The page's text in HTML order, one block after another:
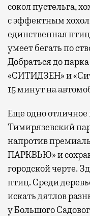
сокол пустельга,
с эффектным
единственная
умеет бегать по
Добраться до
«СИТИДЗЕН» и
15 минут на
Еще одно
Тимирязевский
напротив
ПАРКВЬЮ» и
городской черте.
птиц. Среди
искать дятлов
у Большого